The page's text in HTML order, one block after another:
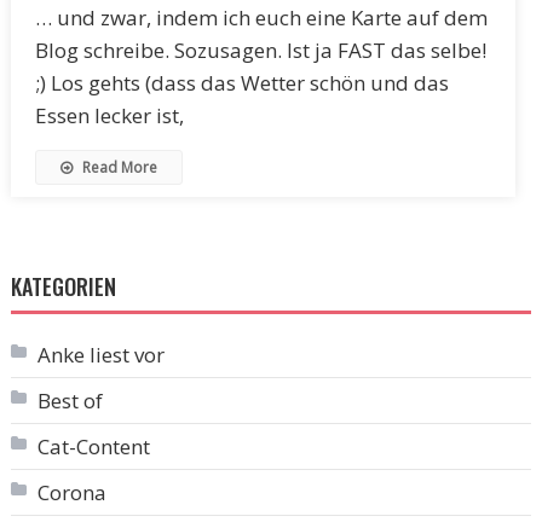
… und zwar, indem ich euch eine Karte auf dem
Blog schreibe. Sozusagen. Ist ja FAST das selbe!
;) Los gehts (dass das Wetter schön und das
Essen lecker ist,
Read More
KATEGORIEN
Anke liest vor
Best of
Cat-Content
Corona